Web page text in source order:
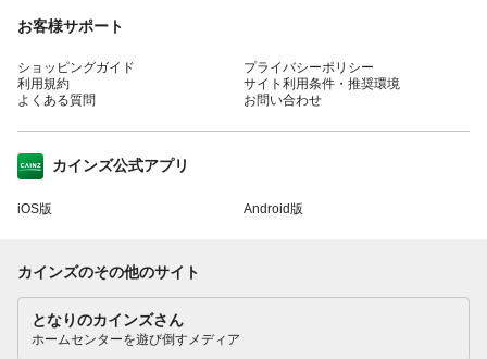
お客様サポート
ショッピングガイド
利用規約
よくある質問
プライバシーポリシー
サイト利用条件・推奨環境
お問い合わせ
カインズ公式アプリ
iOS版 Android版
カインズのその他のサイト
となりのカインズさん
ホームセンターを遊び倒すメディア